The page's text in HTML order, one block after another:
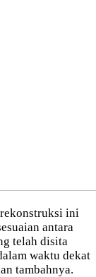
ini
antara
telah disita
waktu dekat
tambahnya.